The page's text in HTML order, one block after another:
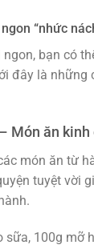
“nhức
bạn có
đây là những
Món ăn kinh
món ăn từ
tuyệt vời
sữa, 100g mỡ